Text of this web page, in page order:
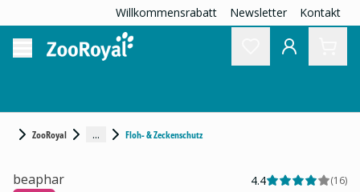
Willkommensrabatt Newsletter Kontakt
ZooRoyal ... Floh- & Zeckenschutz
beaphar 4.4 (16)